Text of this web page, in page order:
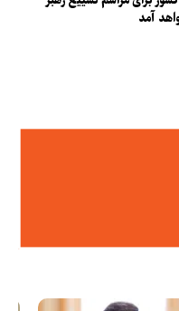
آمد